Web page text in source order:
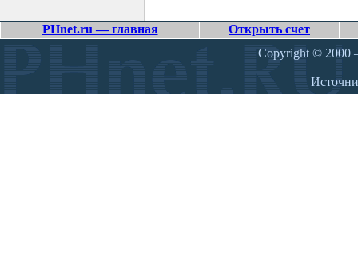
PHnet.ru — главная
Открыть счет
Copyright © 2000